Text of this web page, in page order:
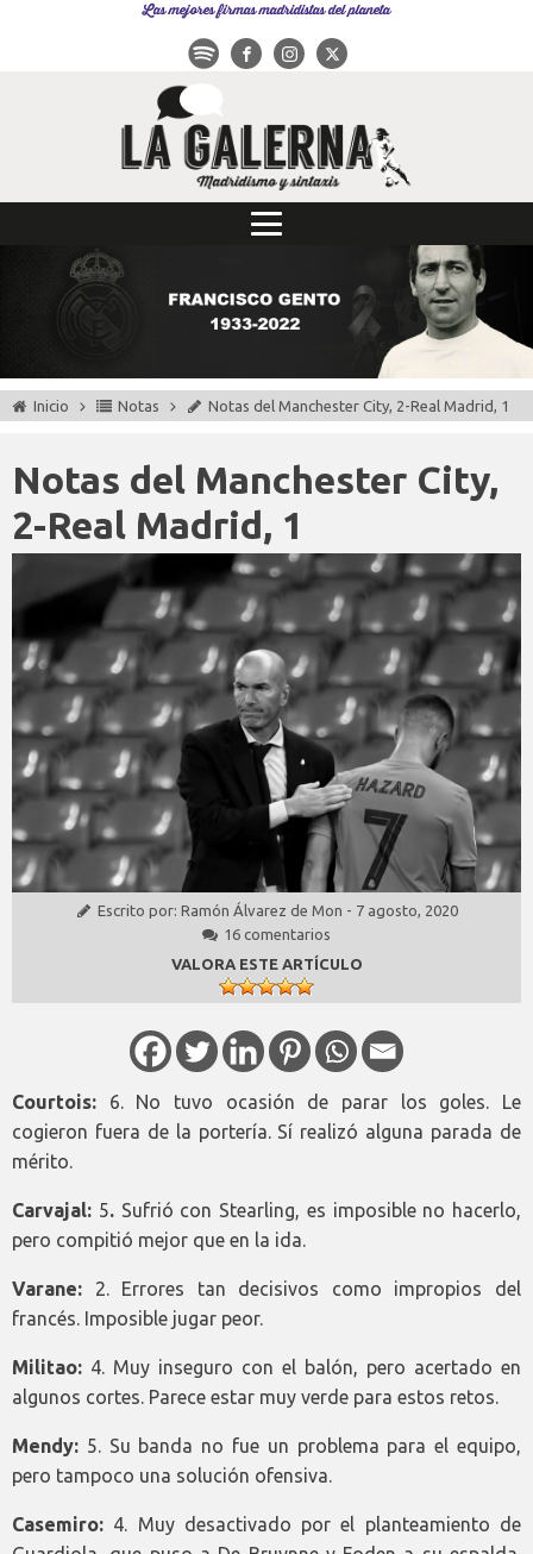
Las mejores firmas madridistas del planeta
Inicio Notas Notas del Manchester City, 2-Real Madrid, 1
Notas del Manchester City,
2-Real Madrid, 1
Escrito por: Ramón Álvarez de Mon - 7 agosto, 2020
16 comentarios
VALORA ESTE ARTÍCULO
Courtois: 6. No tuvo ocasión de parar los goles. Le
cogieron fuera de la portería. Sí realizó alguna parada de
mérito.
Carvajal: 5.Sufrió con Stearling, es imposible no hacerlo,
pero compitió mejor que en la ida.
Varane: 2. Errores tan decisivos como impropios del
francés. Imposible jugar peor.
Militao: 4. Muy inseguro con el balón, pero acertado en
algunos cortes. Parece estar muy verde para estos retos.
Mendy: 5. Su banda no fue un problema para el equipo,
pero tampoco una solución ofensiva.
Casemiro: 4. Muy desactivado por el planteamiento de